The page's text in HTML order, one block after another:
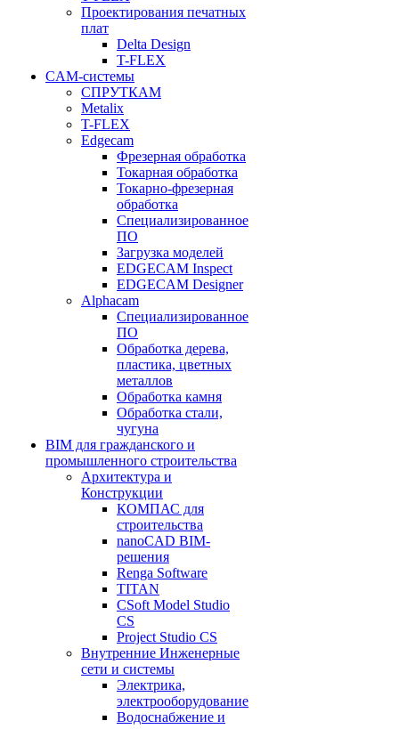
Проектирования печатных
плат
Delta Design
T-FLEX
CAM-системы
СПРУТКAM
Metalix
T-FLEX
Edgecam
Фрезерная обработка
Токарная обработка
Токарно-фрезерная
обработка
Специализированное
ПО
Загрузка моделей
EDGECAM Inspect
EDGECAM Designer
Alphacam
Специализированное
ПО
Обработка дерева,
пластика, цветных
металлов
Обработка камня
Обработка стали,
чугуна
BIM для гражданского и
промышленного строительства
Архитектура и
Конструкции
КОМПАС для
строительства
nanoCAD BIM-
решения
Renga Software
TITAN
CSoft Model Studio
CS
Project Studio CS
Внутренние Инженерные
сети и системы
Электрика,
электрооборудование
Водоснабжение и